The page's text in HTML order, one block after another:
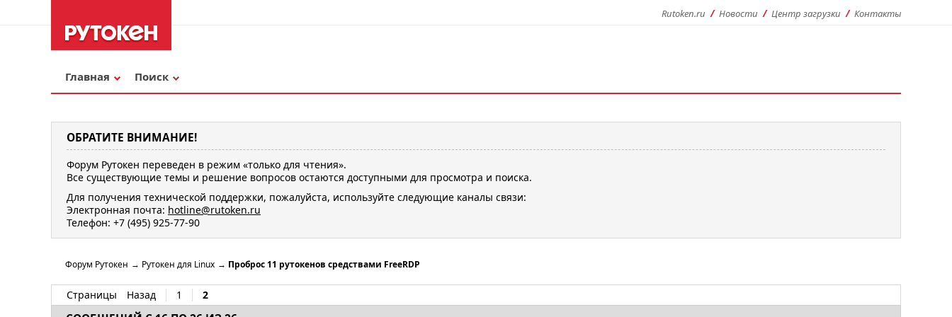
Rutoken.ru Новости Центр загрузки Контакты
Главная Поиск
ОБРАТИТЕ ВНИМАНИЕ!
Форум Рутокен переведен в режим «только для чтения».
Все существующие темы и решение вопросов остаются доступными для просмотра и поиска.
Для получения технической поддержки, пожалуйста, используйте следующие каналы связи:
Электронная почта: hotline@rutoken.ru
Телефон: +7 (495) 925-77-90
Форум Рутокен → Рутокен для Linux → Проброс 11 рутокенов средствами FreeRDP
Страницы Назад 1 2